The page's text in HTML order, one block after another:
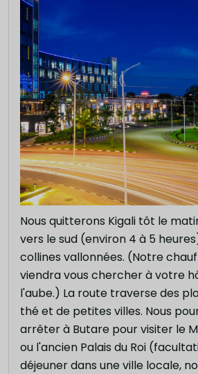
Nous quitterons Kigali tôt le
vers le sud (environ 4 à 5
collines vallonnées. (Notre
viendra vous chercher à votre
l'aube.) La route traverse des
thé et de petites villes. Nous
arrêter à Butare pour visiter le
ou l'ancien Palais du Roi
déjeuner dans une ville locale,